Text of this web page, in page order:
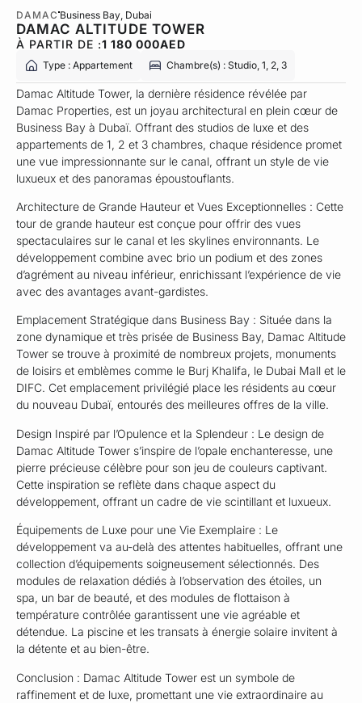
DAMAC Business Bay , Dubai
DAMAC ALTITUDE TOWER
À PARTIR DE :1 180 000AED
Type : Appartement Chambre(s) : Studio, 1, 2, 3
Damac Altitude Tower, la dernière résidence révélée par
Damac Properties, est un joyau architectural en plein cœur de
Business Bay à Dubaï. Offrant des studios de luxe et des
appartements de 1, 2 et 3 chambres, chaque résidence promet
une vue impressionnante sur le canal, offrant un style de vie
luxueux et des panoramas époustouflants.
Architecture de Grande Hauteur et Vues Exceptionnelles : Cette
tour de grande hauteur est conçue pour offrir des vues
spectaculaires sur le canal et les skylines environnants. Le
développement combine avec brio un podium et des zones
d’agrément au niveau inférieur, enrichissant l’expérience de vie
avec des avantages avant-gardistes.
Emplacement Stratégique dans Business Bay : Située dans la
zone dynamique et très prisée de Business Bay, Damac Altitude
Tower se trouve à proximité de nombreux projets, monuments
de loisirs et emblèmes comme le Burj Khalifa, le Dubai Mall et le
DIFC. Cet emplacement privilégié place les résidents au cœur
du nouveau Dubaï, entourés des meilleures offres de la ville.
Design Inspiré par l’Opulence et la Splendeur : Le design de
Damac Altitude Tower s’inspire de l’opale enchanteresse, une
pierre précieuse célèbre pour son jeu de couleurs captivant.
Cette inspiration se reflète dans chaque aspect du
développement, offrant un cadre de vie scintillant et luxueux.
Équipements de Luxe pour une Vie Exemplaire : Le
développement va au-delà des attentes habituelles, offrant une
collection d’équipements soigneusement sélectionnés. Des
modules de relaxation dédiés à l’observation des étoiles, un
spa, un bar de beauté, et des modules de flottaison à
température contrôlée garantissent une vie agréable et
détendue. La piscine et les transats à énergie solaire invitent à
la détente et au bien-être.
Conclusion : Damac Altitude Tower est un symbole de
raffinement et de luxe, promettant une vie extraordinaire au